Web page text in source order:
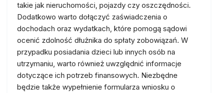
takie jak nieruchomości, pojazdy czy oszczędności.
Dodatkowo warto dołączyć zaświadczenia o
dochodach oraz wydatkach, które pomogą sądowi
ocenić zdolność dłużnika do spłaty zobowiązań. W
przypadku posiadania dzieci lub innych osób na
utrzymaniu, warto również uwzględnić informacje
dotyczące ich potrzeb finansowych. Niezbędne
będzie także wypełnienie formularza wniosku o